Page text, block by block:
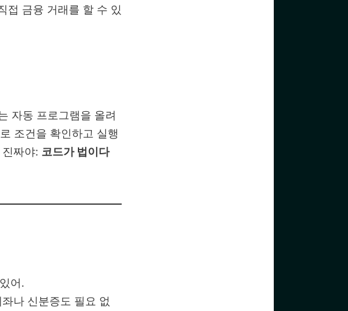
접 금융 거래를 할 수 있
자동 프로그램을 올려
조건을 확인하고 실행
진짜야: 코드가 법이다
어.
나 신분증도 필요 없